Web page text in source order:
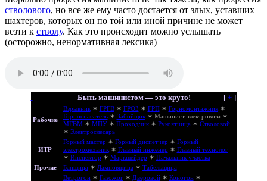
стволового, но все же ему часто достается от злых, уставших
шахтеров, которых он по той или иной причине не может
везти к стволу. Как это происходит можно услышать
(осторожно, ненормативная лексика)
[+ ]
Быть машинистом — это круто!
Рабочие
Взрывник✶ ГРГВ✶ ГРОЗ ✶ ГРП✶ Горномонтажник✶
Горноспасатель✶ Забойщик✶ Машинист электровоза ✶
МГВМ✶ МПУ✶ Проходчик✶ Рукоятчица✶ Стволовой
✶ Электрослесарь
ИТР
Горный мастер ✶ Горный диспетчер ✶ Горный
электромеханик✶ Главный инженер ✶ Главный технолог
✶ Инспектор ✶ Маркшейдер ✶ Начальник участка
Прочие
Банщица✶ Ламповщица✶ Табельщица
Ветрогон✶ Газожог✶ Дверовой✶ Коногон✶